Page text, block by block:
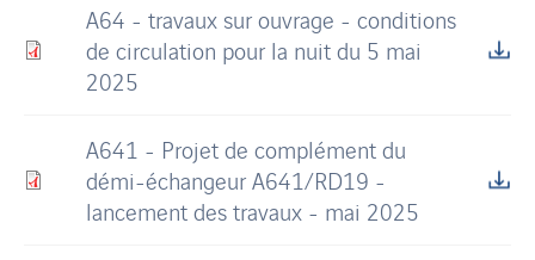
A64 - travaux sur ouvrage - conditions
de circulation pour la nuit du 5 mai
2025
A641 - Projet de complément du
démi-échangeur A641/RD19 -
lancement des travaux - mai 2025